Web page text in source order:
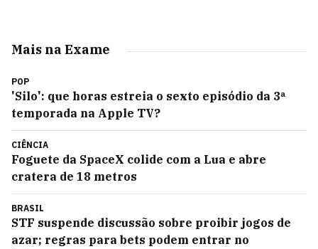
Mais na Exame
POP
'Silo': que horas estreia o sexto episódio da 3ª
temporada na Apple TV?
CIÊNCIA
Foguete da SpaceX colide com a Lua e abre
cratera de 18 metros
BRASIL
STF suspende discussão sobre proibir jogos de
azar; regras para bets podem entrar no